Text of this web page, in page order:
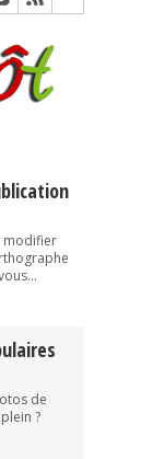
modifier
de
?